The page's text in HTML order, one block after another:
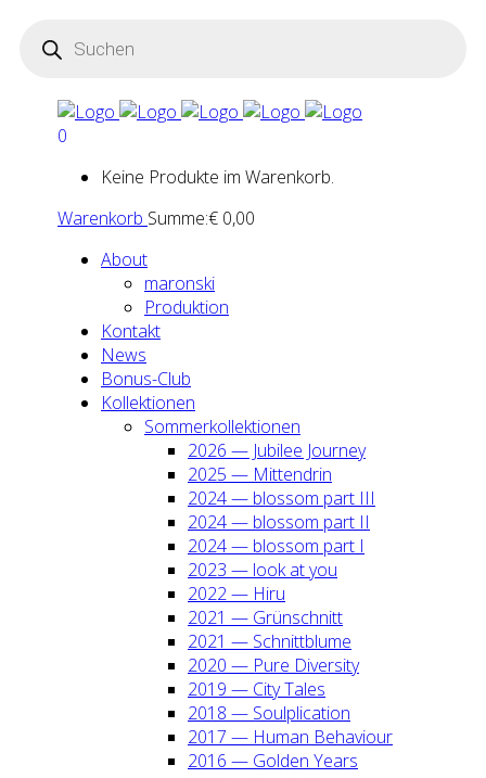
search
0
Keine Produkte im Warenkorb.
Warenkorb Summe:€ 0,00
About
maron­ski
Pro­duk­ti­on
Kon­takt
News
Bonus-Club
Kol­lek­tio­nen
Som­mer­kol­lek­tio­nen
2026 — Jubi­lee Jour­ney
2025 — Mit­ten­drin
2024 — blos­som part III
2024 — blos­som part II
2024 — blos­som part I
2023 — look at you
2022 — Hiru
2021 — Grün­schnitt
2021 — Schnitt­blu­me
2020 — Pure Diver­si­ty
2019 — City Tales
2018 — Soul­pli­ca­ti­on
2017 — Human Beha­viour
2016 — Gol­den Years